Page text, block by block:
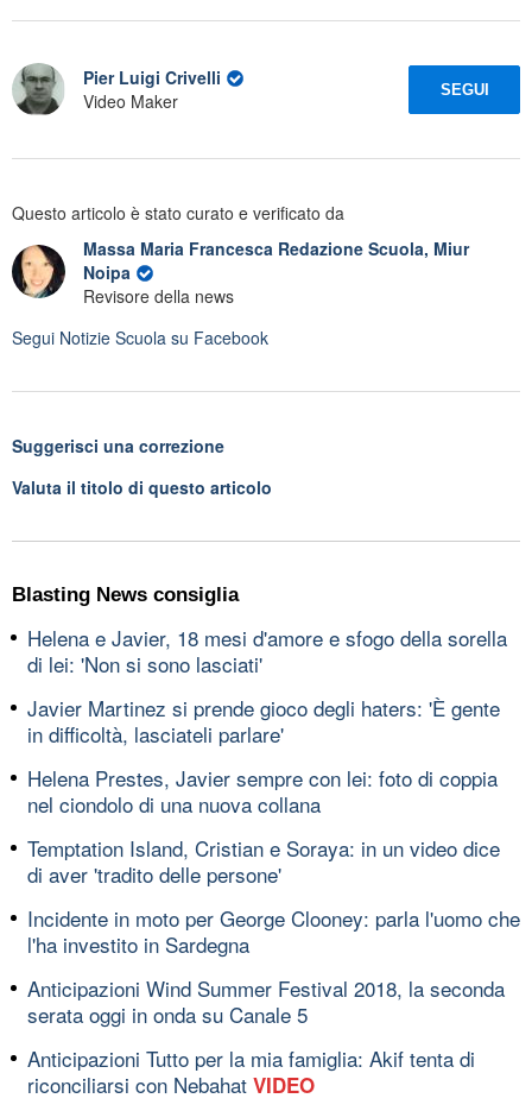
Pier Luigi Crivelli
Video Maker
SEGUI
Questo articolo è stato curato e verificato da
Massa Maria Francesca Redazione Scuola, Miur
Noipa
Revisore della news
Segui Notizie Scuola su Facebook
Suggerisci una correzione
Valuta il titolo di questo articolo
Blasting News consiglia
Helena e Javier, 18 mesi d'amore e sfogo della sorella
di lei: 'Non si sono lasciati'
Javier Martinez si prende gioco degli haters: 'È gente
in difficoltà, lasciateli parlare'
Helena Prestes, Javier sempre con lei: foto di coppia
nel ciondolo di una nuova collana
Temptation Island, Cristian e Soraya: in un video dice
di aver 'tradito delle persone'
Incidente in moto per George Clooney: parla l'uomo che
l'ha investito in Sardegna
Anticipazioni Wind Summer Festival 2018, la seconda
serata oggi in onda su Canale 5
Anticipazioni Tutto per la mia famiglia: Akif tenta di
riconciliarsi con Nebahat VIDEO